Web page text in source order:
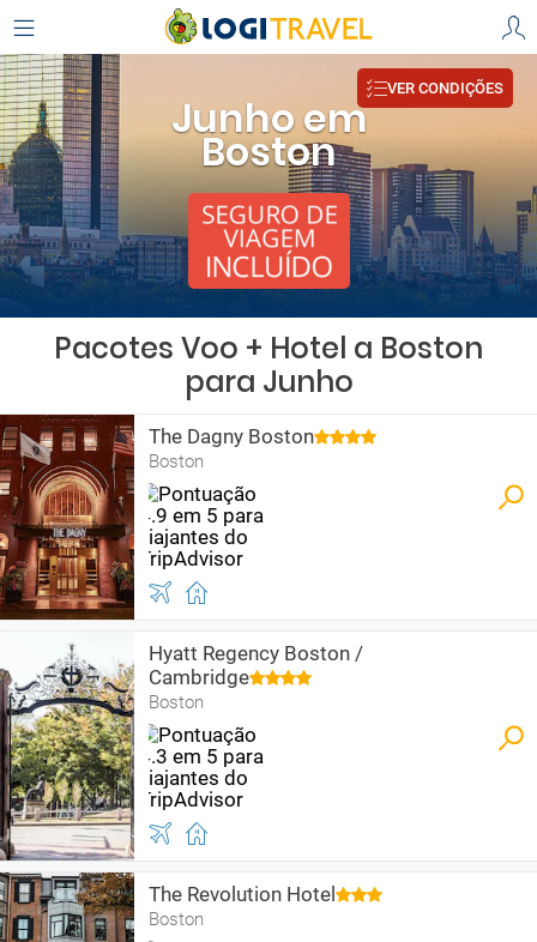
Junho em
Boston
VER CONDIÇÕES
Pacotes Voo + Hotel a Boston
para Junho
The Dagny Boston
Boston
Hyatt Regency Boston /
Cambridge
Boston
The Revolution Hotel
Boston